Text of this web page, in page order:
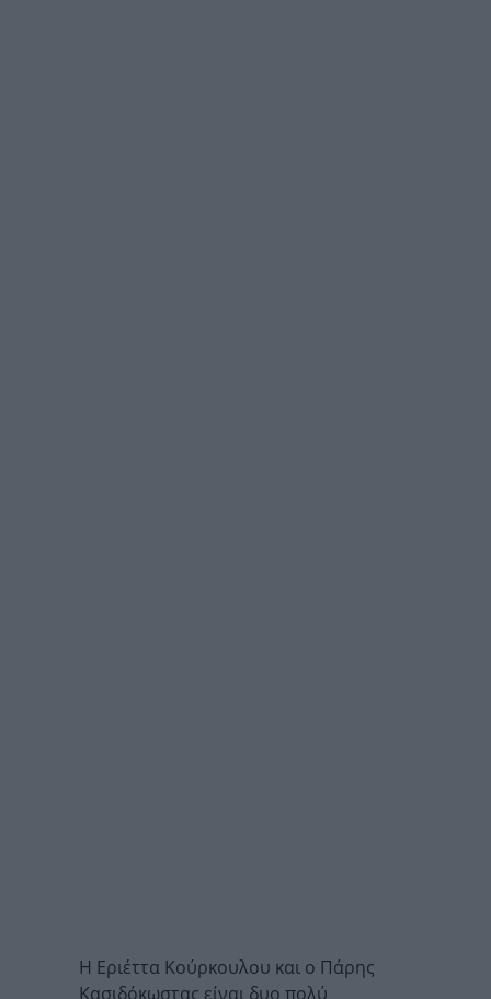
Η Εριέττα Κούρκουλου και ο Πάρης
Κασιδόκωστας είναι δυο πολύ